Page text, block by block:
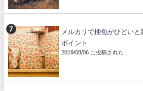
メルカリで梱包がひどい
ポイント
2019/08/06 に投稿された